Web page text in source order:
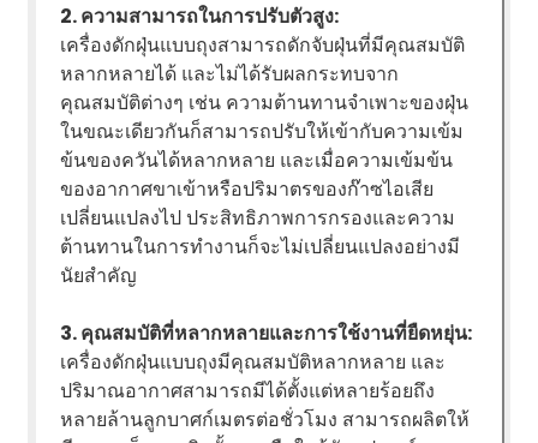
2. ความสามารถในการปรับตัวสูง:
เครื่องดักฝุ่นแบบถุงสามารถดักจับฝุ่นที่มีคุณสมบัติ
หลากหลายได้ และไม่ได้รับผลกระทบจาก
คุณสมบัติต่างๆ เช่น ความต้านทานจำเพาะของฝุ่น
ในขณะเดียวกันก็สามารถปรับให้เข้ากับความเข้ม
ข้นของควันได้หลากหลาย และเมื่อความเข้มข้น
ของอากาศขาเข้าหรือปริมาตรของก๊าซไอเสีย
เปลี่ยนแปลงไป ประสิทธิภาพการกรองและความ
ต้านทานในการทำงานก็จะไม่เปลี่ยนแปลงอย่างมี
นัยสำคัญ
3. คุณสมบัติที่หลากหลายและการใช้งานที่ยืดหยุ่น:
เครื่องดักฝุ่นแบบถุงมีคุณสมบัติหลากหลาย และ
ปริมาณอากาศสามารถมีได้ตั้งแต่หลายร้อยถึง
หลายล้านลูกบาศก์เมตรต่อชั่วโมง สามารถผลิตให้